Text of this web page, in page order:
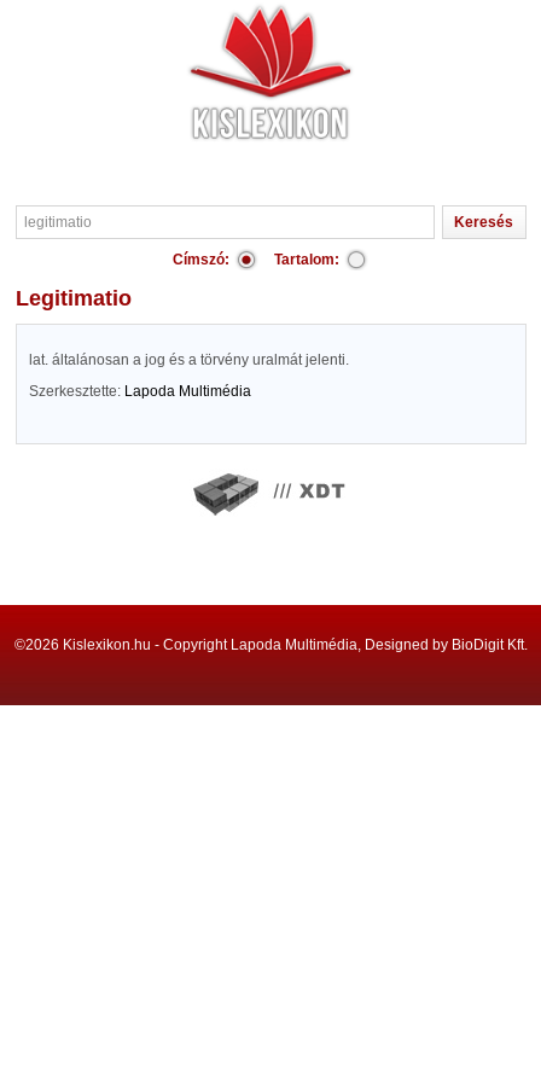
Címszó: Tartalom:
legitimatio
lat. általánosan a jog és a törvény uralmát jelenti.
Szerkesztette: Lapoda Multimédia
©2026 Kislexikon.hu - Copyright Lapoda Multimédia, Designed by BioDigit Kft.